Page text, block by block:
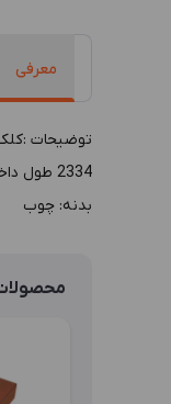
معرفی
بدنه: چوب